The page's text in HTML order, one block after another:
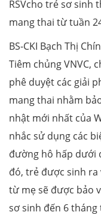
RSVcho trẻ sơ sinh
mang thai từ tuần
BS-CKI Bạch Thị
Tiêm chủng VNVC,
phê duyệt các giải
mang thai nhằm
nhật mới nhất của
nhắc sử dụng các
đường hô hấp dưới
đó, trẻ được sinh ra
từ mẹ sẽ được bảo
sơ sinh đến 6